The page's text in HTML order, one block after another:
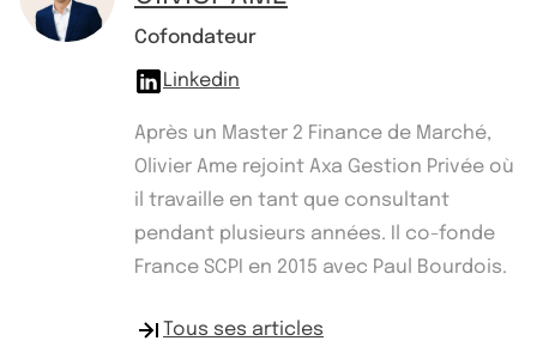
Cofondateur
Linkedin
Après un Master 2 Finance de Marché,
Olivier Ame rejoint Axa Gestion Privée où
il travaille en tant que consultant
pendant plusieurs années. Il co-fonde
France SCPI en 2015 avec Paul Bourdois.
Tous ses articles